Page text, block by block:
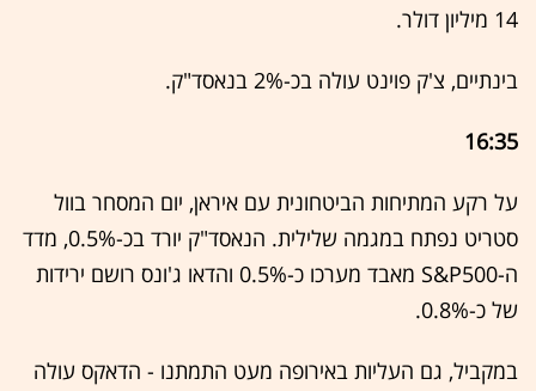
14 מיליון דולר.
בינתיים, צ'ק פוינט עולה בכ-2% בנאסד"ק.
16:35
על רקע המתיחות הביטחונית עם איראן, יום המסחר בוול
סטריט נפתח במגמה שלילית. הנאסד"ק יורד בכ-0.5%, מדד
ה-S&P500 מאבד מערכו כ-0.5% והדאו ג'ונס רושם ירידות
של כ-0.8%.
במקביל, גם העליות באירופה מעט התמתנו - הדאקס עולה